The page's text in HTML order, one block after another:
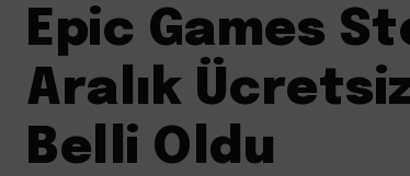
Epic Games
Aralık
Belli Oldu